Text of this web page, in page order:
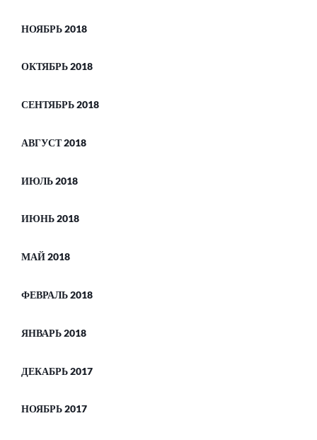
НОЯБРЬ 2018
ОКТЯБРЬ 2018
СЕНТЯБРЬ 2018
АВГУСТ 2018
ИЮЛЬ 2018
ИЮНЬ 2018
МАЙ 2018
ФЕВРАЛЬ 2018
ЯНВАРЬ 2018
ДЕКАБРЬ 2017
НОЯБРЬ 2017